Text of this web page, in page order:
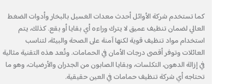
كما تستخدم شركة الأوائل أحدث معدات الغسيل بالبخار وأدوات الضغط
العالي لضمان تنظيف عميق لا يترك وراءه أي بقايا أو بقع. كذلك، يتم
استخدام مواد تنظيف قوية لكنها آمنة على الصحة والبيئة، لتناسب
العائلات وتوفر أقصى درجات الأمان في الحمامات. وتُعد هذه التقنية مثالية
في إزالة الدهون، التكلسات، وبقايا الصابون من الجدران والأرضيات، وهو ما
تحتاجه أي شركة تنظيف حمامات في العين حقيقية.